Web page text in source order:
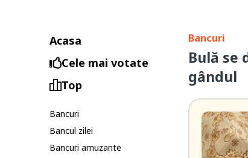
Acasa
Cele mai votate
Top
Bancuri
Bancul zilei
Bancuri amuzante
Bancuri
Bulă se
gândul